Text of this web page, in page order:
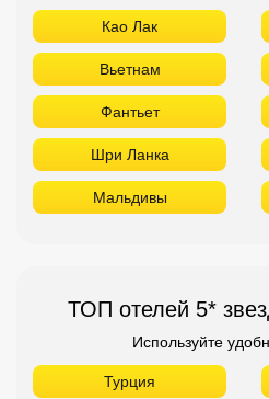
Као Лак
Вьетнам
Фантьет
Шри Ланка
Мальдивы
ТОП отелей 5*
Используйте
Турция